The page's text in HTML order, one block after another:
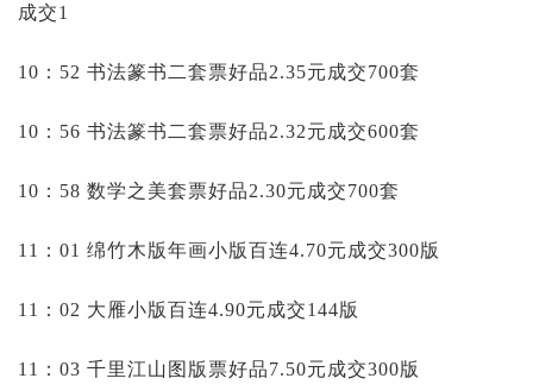
成交1
10：52 书法篆书二套票好品2.35元成交700套
10：56 书法篆书二套票好品2.32元成交600套
10：58 数学之美套票好品2.30元成交700套
11：01 绵竹木版年画小版百连4.70元成交300版
11：02 大雁小版百连4.90元成交144版
11：03 千里江山图版票好品7.50元成交300版